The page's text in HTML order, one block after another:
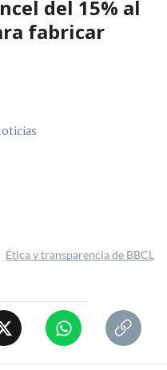
del 15% al
fabricar
Ética y transparencia de BBCL